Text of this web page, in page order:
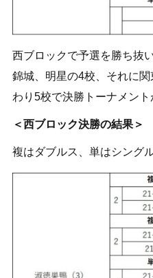
西ブロックで予選を勝ち抜
錦城、明星の4校、それに
わり5校で決勝トーナメント
＜西ブロック決勝の結果＞
複はダブルス、単はシング